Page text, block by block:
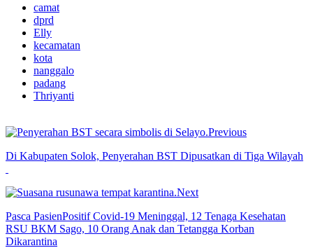
camat
dprd
Elly
kecamatan
kota
nanggalo
padang
Thriyanti
Previous
Di Kabupaten Solok, Penyerahan BST Dipusatkan di Tiga Wilayah
Next
Pasca PasienPositif Covid-19 Meninggal, 12 Tenaga Kesehatan
RSU BKM Sago, 10 Orang Anak dan Tetangga Korban
Dikarantina